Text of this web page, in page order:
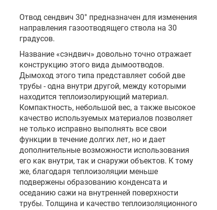
Отвод сендвич 30° предназначен для изменения
направления газоотводящего ствола на 30
градусов.
Название «сэндвич» довольно точно отражает
конструкцию этого вида дымоотводов.
Дымоход этого типа представляет собой две
трубы - одна внутри другой, между которыми
находится теплоизолирующий материал.
Компактность, небольшой вес, а также высокое
качество используемых материалов позволяет
не только исправно выполнять все свои
функции в течение долгих лет, но и дает
дополнительные возможности использования
его как внутри, так и снаружи объектов. К тому
же, благодаря теплоизоляции меньше
подвержены образованию конденсата и
оседанию сажи на внутренней поверхности
трубы. Толщина и качество теплоизоляционного